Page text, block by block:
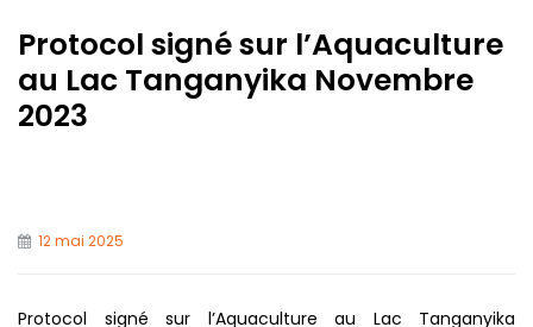
Protocol signé sur l’Aquaculture
au Lac Tanganyika Novembre
2023
12 mai 2025
Protocol signé sur l’Aquaculture au Lac Tanganyika